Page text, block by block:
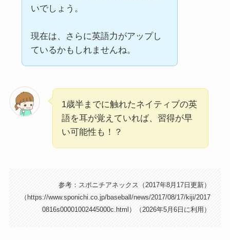
いでしょう。
現在は、さらに英語力がアップし
ているかもしれませんね。
1歳半までに触れたネイティブの英
語を耳が覚えていれば、習得が早
い可能性も！？
参考：スポニチアネックス（2017年8月17日更新）
（https://www.sponichi.co.jp/baseball/news/2017/08/17/kiji/2017
0816s00001002445000c.html）（2026年5月6日に利用）